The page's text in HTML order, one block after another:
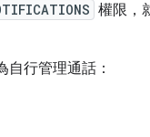
權限，
行管理通話：